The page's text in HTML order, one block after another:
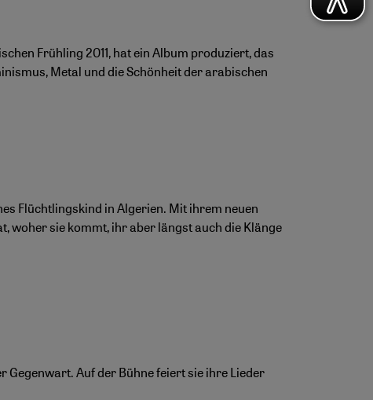
Frühling 2011, hat ein Album produziert, das
Metal und die Schönheit der arabischen
Flüchtlingskind in Algerien. Mit ihrem neuen
woher sie kommt, ihr aber längst auch die Klänge
Gegenwart. Auf der Bühne feiert sie ihre Lieder